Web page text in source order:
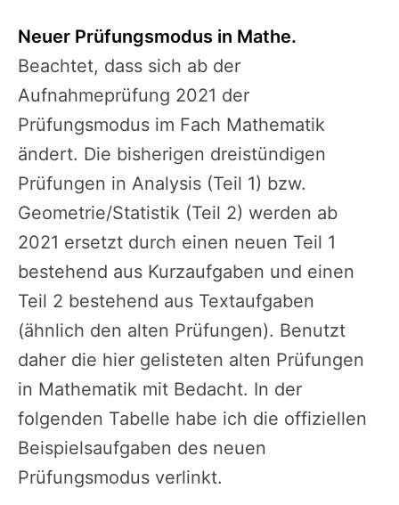
Neuer Prüfungsmodus in Mathe.
Beachtet, dass sich ab der
Aufnahmeprüfung 2021 der
Prüfungsmodus im Fach Mathematik
ändert. Die bisherigen dreistündigen
Prüfungen in Analysis (Teil 1) bzw.
Geometrie/Statistik (Teil 2) werden ab
2021 ersetzt durch einen neuen Teil 1
bestehend aus Kurzaufgaben und einen
Teil 2 bestehend aus Textaufgaben
(ähnlich den alten Prüfungen). Benutzt
daher die hier gelisteten alten Prüfungen
in Mathematik mit Bedacht. In der
folgenden Tabelle habe ich die offiziellen
Beispielsaufgaben des neuen
Prüfungsmodus verlinkt.